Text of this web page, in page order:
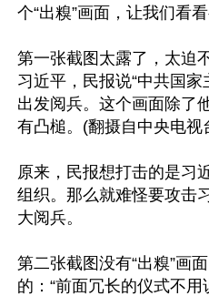
个“出糗”画面，让我们看看
第一张截图太露了，太迫
习近平，民报说“中共国
出发阅兵。这个画面除了
有凸槌。(翻摄自中央电视
原来，民报想打击的是习
组织。那么就难怪要攻击
大阅兵。
第二张截图没有“出糗”画
的：“前面冗长的仪式不